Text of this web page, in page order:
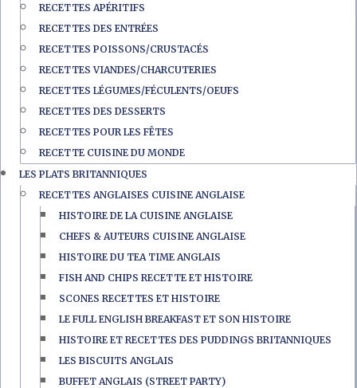
RECETTES APÉRITIFS
RECETTES DES ENTRÉES
RECETTES POISSONS/CRUSTACÉS
RECETTES VIANDES/CHARCUTERIES
RECETTES LÉGUMES/FÉCULENTS/OEUFS
RECETTES DES DESSERTS
RECETTES POUR LES FÊTES
RECETTE CUISINE DU MONDE
LES PLATS BRITANNIQUES
RECETTES ANGLAISES CUISINE ANGLAISE
HISTOIRE DE LA CUISINE ANGLAISE
CHEFS & AUTEURS CUISINE ANGLAISE
HISTOIRE DU TEA TIME ANGLAIS
FISH AND CHIPS RECETTE ET HISTOIRE
SCONES RECETTES ET HISTOIRE
LE FULL ENGLISH BREAKFAST ET SON HISTOIRE
HISTOIRE ET RECETTES DES PUDDINGS BRITANNIQUES
LES BISCUITS ANGLAIS
BUFFET ANGLAIS (STREET PARTY)